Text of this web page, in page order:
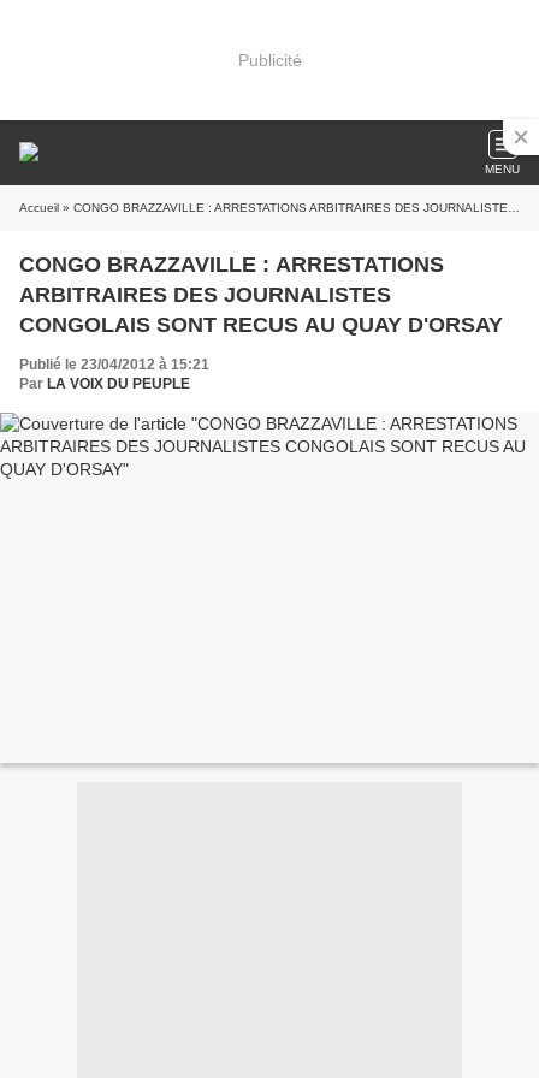
Publicité
MENU
Accueil » CONGO BRAZZAVILLE : ARRESTATIONS ARBITRAIRES DES JOURNALISTES CONGOLAIS SONT RECUS AU QUAY D'ORSAY
CONGO BRAZZAVILLE : ARRESTATIONS
ARBITRAIRES DES JOURNALISTES
CONGOLAIS SONT RECUS AU QUAY D'ORSAY
Publié le 23/04/2012 à 15:21
Par LA VOIX DU PEUPLE